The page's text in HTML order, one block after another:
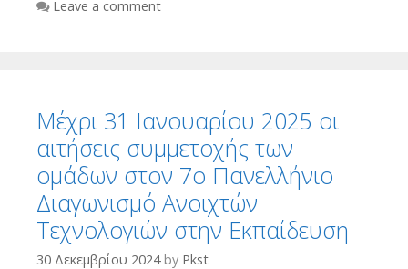
Leave a comment
Μέχρι 31 Ιανουαρίου 2025 οι
αιτήσεις συμμετοχής των
ομάδων στον 7ο Πανελλήνιο
Διαγωνισμό Ανοιχτών
Τεχνολογιών στην Εκπαίδευση
30 Δεκεμβρίου 2024 by Pkst